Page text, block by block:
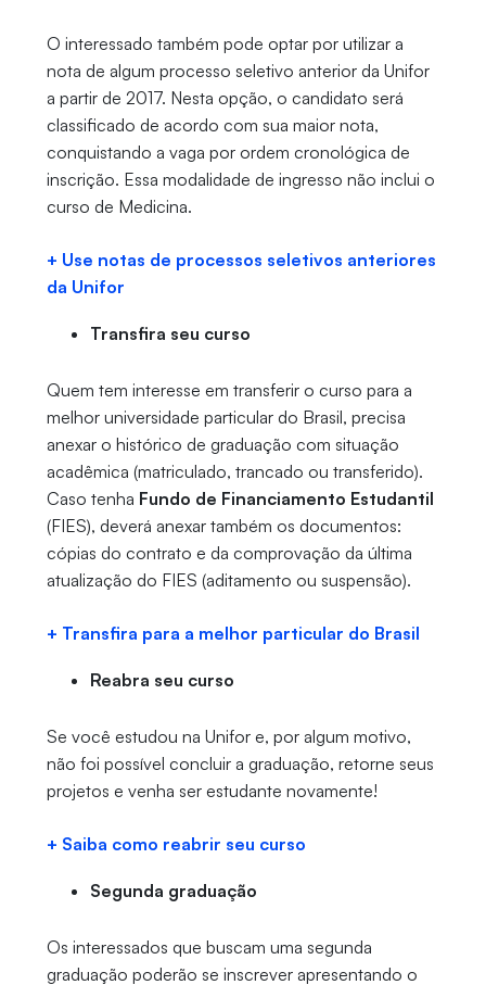
O interessado também pode optar por utilizar a
nota de algum processo seletivo anterior da Unifor
a partir de 2017. Nesta opção, o candidato será
classificado de acordo com sua maior nota,
conquistando a vaga por ordem cronológica de
inscrição. Essa modalidade de ingresso não inclui o
curso de Medicina.
+ Use notas de processos seletivos anteriores
da Unifor
Transfira seu curso
Quem tem interesse em transferir o curso para a
melhor universidade particular do Brasil, precisa
anexar o histórico de graduação com situação
acadêmica (matriculado, trancado ou transferido).
Caso tenha Fundo de Financiamento Estudantil
(FIES), deverá anexar também os documentos:
cópias do contrato e da comprovação da última
atualização do FIES (aditamento ou suspensão).
+ Transfira para a melhor particular do Brasil
Reabra seu curso
Se você estudou na Unifor e, por algum motivo,
não foi possível concluir a graduação, retorne seus
projetos e venha ser estudante novamente!
+ Saiba como reabrir seu curso
Segunda graduação
Os interessados que buscam uma segunda
graduação poderão se inscrever apresentando o